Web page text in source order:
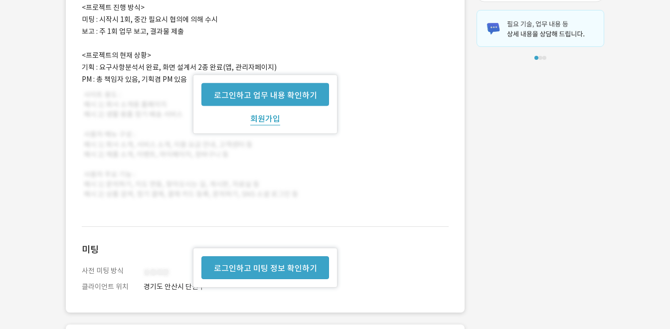
로그인하고 업무 내용 확인하기
회원가입
<프로젝트 진행 방식>
미팅 : 시작시 1회, 중간 필요시 협의에 의해 수시
보고 : 주 1회 업무 보고, 결과물 제출
<프로젝트의 현재 상황>
기획 : 요구사항분석서 완료, 화면 설계서 2종 완료(앱, 관리자페이지)
PM : 총 책임자 있음, 기획겸 PM 있음
로그인하고 미팅 정보 확인하기
미팅
사전 미팅 방식
클라이언트 위치
경기도 안산시 단원구